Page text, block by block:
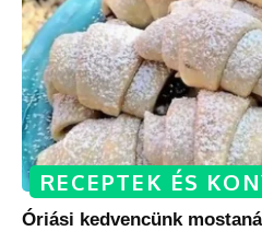
RECEPTEK ÉS
Óriási kedvencünk